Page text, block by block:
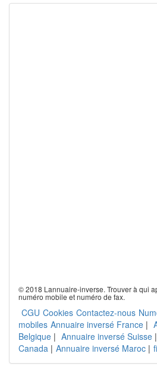
© 2018 Lannuaire-inverse. Trouver à qui
numéro mobile et numéro de fax.
CGU Cookies Contactez-nous
mobiles Annuaire inversé France |
Belgique | Annuaire inversé Suisse |
Canada | Annuaire inversé Maroc |